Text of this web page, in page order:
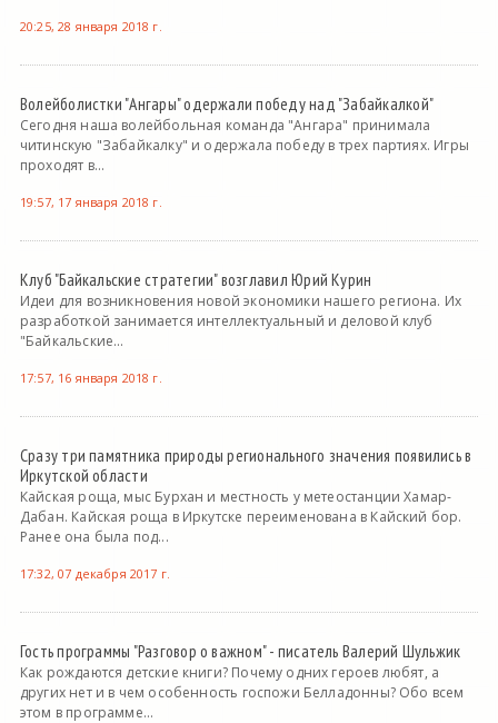
20:25, 28 января 2018 г.
Волейболистки "Ангары" одержали победу над "Забайкалкой"
Сегодня наша волейбольная команда "Ангара" принимала
читинскую "Забайкалку" и одержала победу в трех партиях. Игры
проходят в...
19:57, 17 января 2018 г.
Клуб "Байкальские стратегии" возглавил Юрий Курин
Идеи для возникновения новой экономики нашего региона. Их
разработкой занимается интеллектуальный и деловой клуб
"Байкальские...
17:57, 16 января 2018 г.
Сразу три памятника природы регионального значения появились в
Иркутской области
Кайская роща, мыс Бурхан и местность у метеостанции Хамар-
Дабан. Кайская роща в Иркутске переименована в Кайский бор.
Ранее она была под...
17:32, 07 декабря 2017 г.
Гость программы "Разговор о важном" - писатель Валерий Шульжик
Как рождаются детские книги? Почему одних героев любят, а
других нет и в чем особенность госпожи Белладонны? Обо всем
этом в программе...